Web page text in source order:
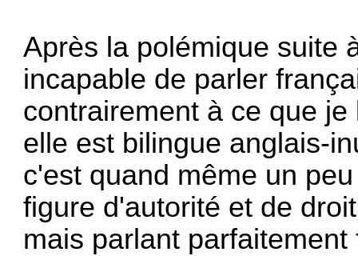
Après la polémique suite
incapable de parler
contrairement à ce que
elle est bilingue anglais-
c'est quand même un
figure d'autorité et de
mais parlant parfaitement